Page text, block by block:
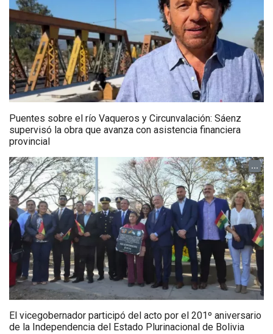
Puentes sobre el río Vaqueros y Circunvalación: Sáenz
supervisó la obra que avanza con asistencia financiera
provincial
...
El vicegobernador participó del acto por el 201º aniversario
de la Independencia del Estado Plurinacional de Bolivia